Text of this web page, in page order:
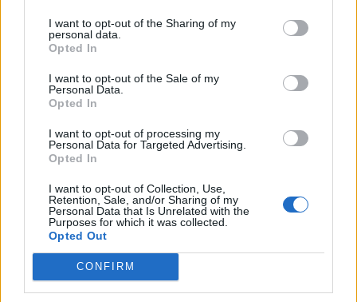
I want to opt-out of the Sharing of my
personal data.
Opted In
I want to opt-out of the Sale of my
Personal Data.
Opted In
I want to opt-out of processing my
Personal Data for Targeted Advertising.
Opted In
I want to opt-out of Collection, Use,
Retention, Sale, and/or Sharing of my
Personal Data that Is Unrelated with the
Purposes for which it was collected.
Opted Out
CONFIRM